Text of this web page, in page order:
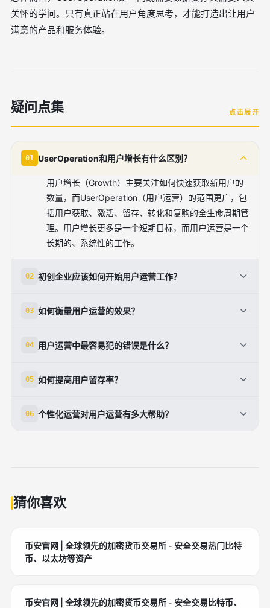
关怀的学问。只有真正站在用户角度思考，才能打造出让用户
满意的产品和服务体验。
疑问点集 点击展开
01 UserOperation和用户增长有什么区别？
用户增长（Growth）主要关注如何快速获取新用户的
数量，而UserOperation（用户运营）的范围更广，包
括用户获取、激活、留存、转化和复购的全生命周期管
理。用户增长更多是一个短期目标，而用户运营是一个
长期的、系统性的工作。
02 初创企业应该如何开始用户运营工作？
群体和他们的主要痛点；其次建立简单的用户反馈机
个关键指标进行持续监测。不需要一开始就搭建复杂的
03 如何衡量用户运营的效果？
（特别是第1日、第7日、第30日留存率）、用户活跃
（LTV）、客户获取成本（CAC）等。不同的企业可以
化。
04 用户运营中最容易犯的错误是什么？
度推送营销信息导致用户反感；没有进行用户分层，采
长期规划，频繁调整策略。这些错误都会影响用户体验
05 如何提高用户留存率？
的引导体验；定期推送有价值的内容而非单纯的促销信
06 个性化运营对用户运营有多大帮助？
是要尊重用户隐私，获得用户的信任和授权。
猜你喜欢
币安官网 | 全球领先的加密货币交易所 - 安全交易热门比特
币、以太坊等资产
币安官网 | 全球领先的加密货币交易所 - 安全交易比特币、